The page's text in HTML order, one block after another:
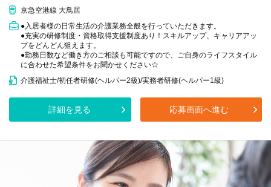
京急空港線 大鳥居
●入居者様の日常生活の介護業務全般を行っていただきます。
●充実の研修制度・資格取得支援制度あり！スキルアップ、キャリアアッ
プをどんどん狙えます。
●勤務日数など働き方のご相談も可能ですので、ご自身のライフスタイル
に合わせた希望条件をお聞かせください☆
介護福祉士/初任者研修(ヘルパー2級)/実務者研修(ヘルパー1級)
詳細を見る 応募画面へ進む